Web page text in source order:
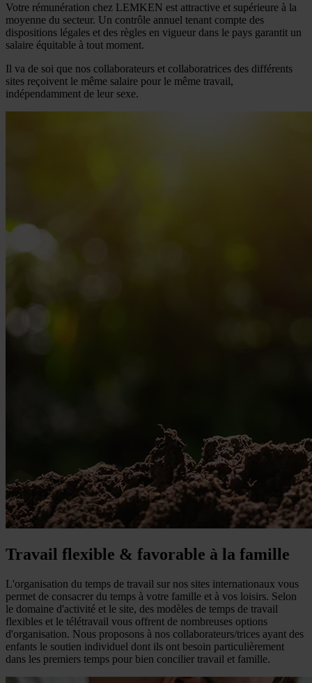
Votre rémunération chez LEMKEN est attractive et supérieure à la
moyenne du secteur. Un contrôle annuel tenant compte des
dispositions légales et des règles en vigueur dans le pays garantit un
salaire équitable à tout moment.
Il va de soi que nos collaborateurs et collaboratrices des différents
sites reçoivent le même salaire pour le même travail,
indépendamment de leur sexe.
Travail flexible & favorable à la famille
L'organisation du temps de travail sur nos sites internationaux vous
permet de consacrer du temps à votre famille et à vos loisirs. Selon
le domaine d'activité et le site, des modèles de temps de travail
flexibles et le télétravail vous offrent de nombreuses options
d'organisation. Nous proposons à nos collaborateurs/trices ayant des
enfants le soutien individuel dont ils ont besoin particulièrement
dans les premiers temps pour bien concilier travail et famille.